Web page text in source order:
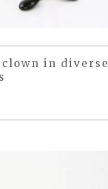
in diverse